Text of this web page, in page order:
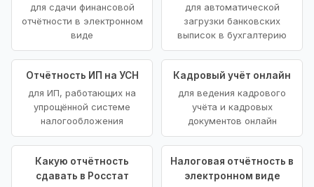
для сдачи финансовой
отчётности в электронном
виде
для автоматической
загрузки банковских
выписок в бухгалтерию
Отчётность ИП на УСН
для ИП, работающих на
упрощённой системе
налогообложения
Кадровый учёт онлайн
для ведения кадрового
учёта и кадровых
документов онлайн
Какую отчётность
сдавать в Росстат
Налоговая отчётность в
электронном виде